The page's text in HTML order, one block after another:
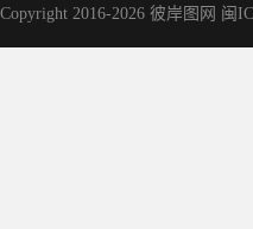
Copyright 2016-2026 彼岸图网 闽